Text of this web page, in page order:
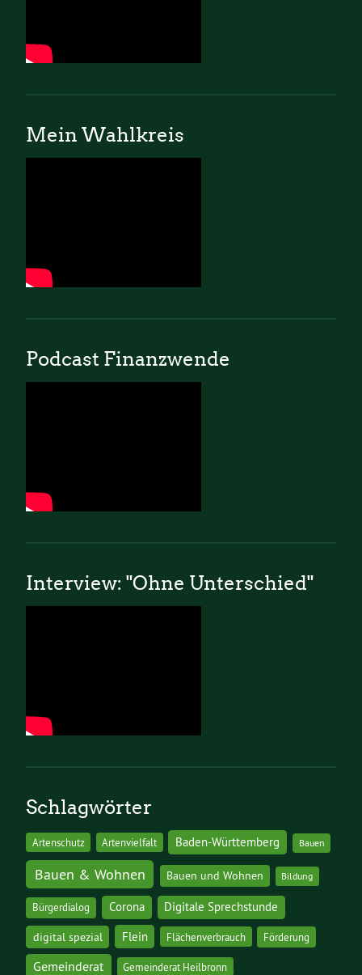
Mein Wahlkreis
Podcast Finanzwende
Interview: "Ohne Unterschied"
Schlagwörter
Artenschutz Artenvielfalt Baden-Württemberg Bauen
Bauen & Wohnen Bauen und Wohnen Bildung
Bürgerdialog Corona Digitale Sprechstunde
digital spezial Flein Flächenverbrauch Förderung
Gemeinderat Gemeinderat Heilbronn